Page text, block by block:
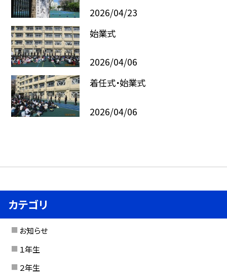
2026/04/23
始業式
2026/04/06
着任式・始業式
2026/04/06
カテゴリ
お知らせ
１年生
２年生